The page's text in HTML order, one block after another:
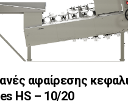
αφαίρεσης
HS – 10/20